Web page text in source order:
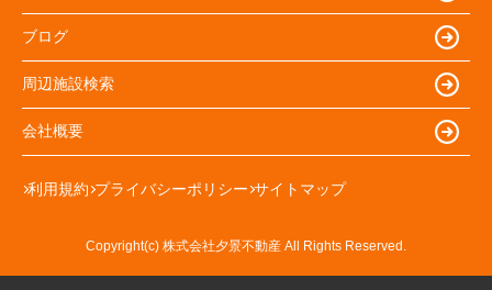
ブログ
周辺施設検索
会社概要
利用規約 プライバシーポリシー サイトマップ
Copyright(c) 株式会社夕景不動産 All Rights Reserved.